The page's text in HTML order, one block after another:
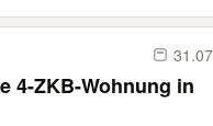
4-ZKB-Wohnung in